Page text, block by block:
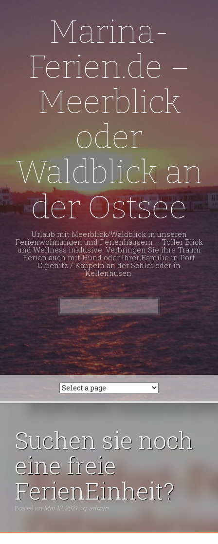
Marina-
Ferien.de –
Meerblick
oder
Waldblick an
der Ostsee
Urlaub mit Meerblick/Waldblick in unseren
Ferienwohnungen und Ferienhäusern – Toller Blick
und Wellness inklusive. Verbringen Sie ihre Traum
Ferien auch mit Hund oder Ihrer Familie in Port
Olpenitz / Kappeln an der Schlei oder in
Kellenhusen.
Suchen
nach:
Suchen sie noch
eine freie
FerienEinheit?
Posted on Mai 13, 2021 by admin